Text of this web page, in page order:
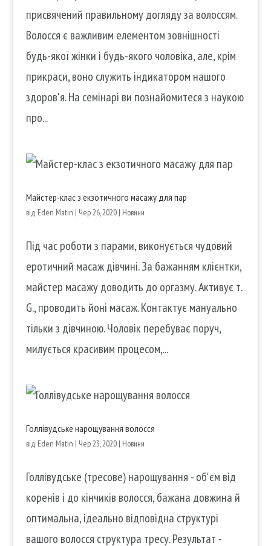
присвячений правильному догляду за волоссям.
Волосся є важливим елементом зовнішності
будь-якої жінки і будь-якого чоловіка, але, крім
прикраси, воно служить індикатором нашого
здоров'я. На семінарі ви познайомитеся з наукою
про...
Майстер-клас з екзотичного масажу для пар
від Eden Matin | Чер 26, 2020| Новини
Під час роботи з парами, виконується чудовий
еротичний масаж дівчині. За бажанням клієнтки,
майстер масажу доводить до оргазму. Активує т.
G., проводить йоні масаж. Контактує мануально
тільки з дівчиною. Чоловік перебуває поруч,
милується красивим процесом,...
Голлівудське нарощування волосся
від Eden Matin | Чер 23, 2020| Новини
Голлівудське (тресове) нарощування - об'єм від
коренів і до кінчиків волосся, бажана довжина й
оптимальна, ідеально відповідна структурі
вашого волосся структура тресу. Результат -